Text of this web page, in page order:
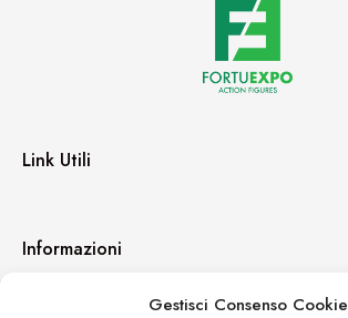
Gestisci Consenso Cookie
Link Utili
Informazioni